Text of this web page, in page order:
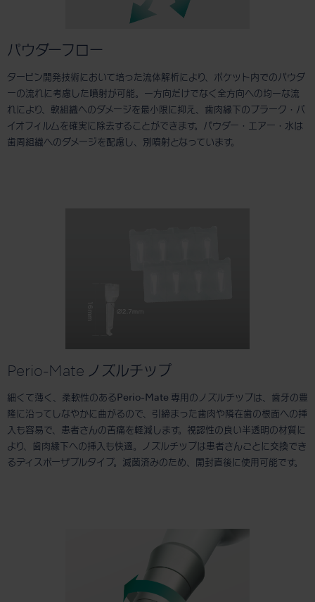
パウダーフロー
タービン開発技術において培った流体解析により、ポケット内でのパウダ
ーの流れに考慮した噴射が可能。一方向だけでなく全方向への均一な流
れにより、軟組織へのダメージを最小限に抑え、歯肉縁下のプラーク・バ
イオフィルムを確実に除去することができます。パウダー・エアー・水は
歯周組織へのダメージを配慮し、別噴射となっています。
Perio-Mate ノズルチップ
細くて薄く、柔軟性のあるPerio-Mate 専用のノズルチップは、歯牙の豊
隆に沿ってしなやかに曲がるので、引締まった歯肉や隣在歯の根面への挿
入も容易で、患者さんの苦痛を軽減します。視認性の良い半透明の材質に
より、歯肉縁下への挿入も快適。ノズルチップは患者さんごとに交換でき
るディスポーザブルタイプ。滅菌済みのため、開封直後に使用可能です。